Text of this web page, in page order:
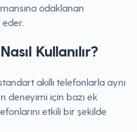
odaklanan
Kullanılır?
akıllı telefonlarla aynı
deneyimi için bazı ek
etkili bir şekilde